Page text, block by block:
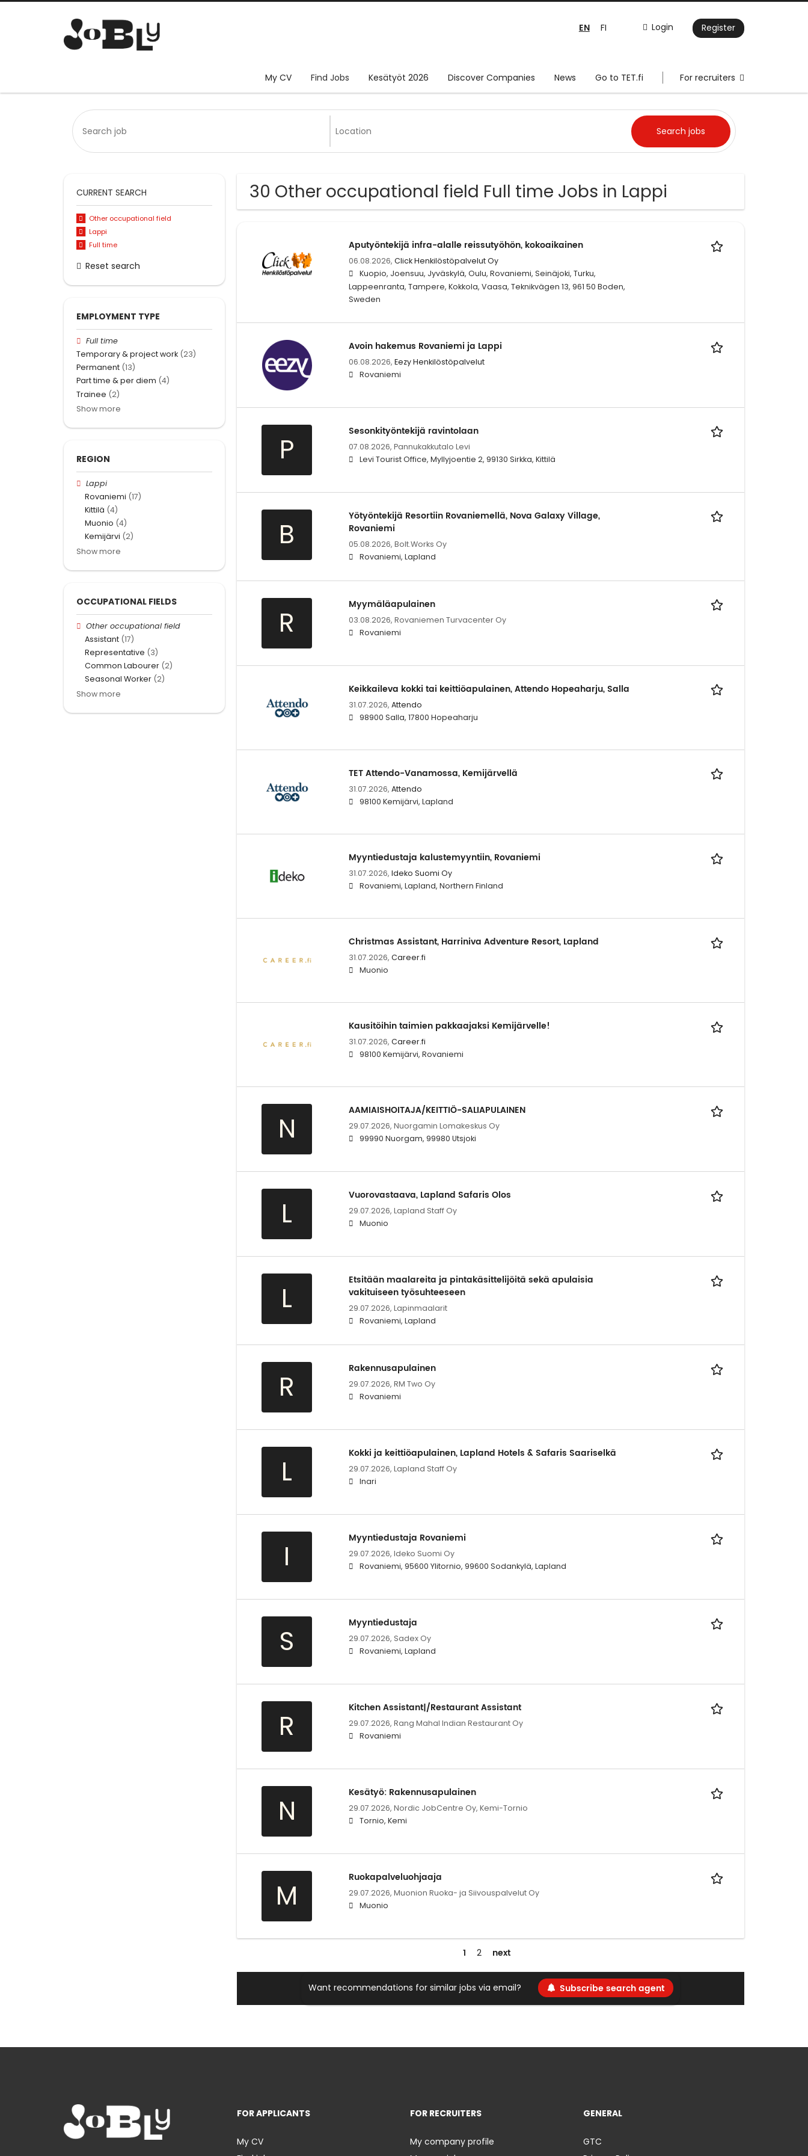
Login Register
EN FI
My CV Find Jobs Kesätyöt 2026 Discover Companies News Go to TET.fi For recruiters
30 Other occupational field Full time Jobs in Lappi
Aputyöntekijä infra-alalle reissutyöhön, kokoaikainen
06.08.2026, Click Henkilöstöpalvelut Oy
Kuopio, Joensuu, Jyväskylä, Oulu, Rovaniemi, Seinäjoki, Turku,
Lappeenranta, Tampere, Kokkola, Vaasa, Teknikvägen 13, 961 50 Boden,
Sweden
Avoin hakemus Rovaniemi ja Lappi
06.08.2026, Eezy Henkilöstöpalvelut
Rovaniemi
P
Sesonkityöntekijä ravintolaan
07.08.2026, Pannukakkutalo Levi
Levi Tourist Office, Myllyjoentie 2, 99130 Sirkka, Kittilä
B
Yötyöntekijä Resortiin Rovaniemellä, Nova Galaxy Village,
Rovaniemi
05.08.2026, Bolt.Works Oy
Rovaniemi, Lapland
R
Myymäläapulainen
03.08.2026, Rovaniemen Turvacenter Oy
Rovaniemi
Keikkaileva kokki tai keittiöapulainen, Attendo Hopeaharju, Salla
31.07.2026, Attendo
98900 Salla, 17800 Hopeaharju
TET Attendo-Vanamossa, Kemijärvellä
31.07.2026, Attendo
98100 Kemijärvi, Lapland
Myyntiedustaja kalustemyyntiin, Rovaniemi
31.07.2026, Ideko Suomi Oy
Rovaniemi, Lapland, Northern Finland
Christmas Assistant, Harriniva Adventure Resort, Lapland
31.07.2026, Career.fi
Muonio
Kausitöihin taimien pakkaajaksi Kemijärvelle!
31.07.2026, Career.fi
98100 Kemijärvi, Rovaniemi
N
AAMIAISHOITAJA/KEITTIÖ-SALIAPULAINEN
29.07.2026, Nuorgamin Lomakeskus Oy
99990 Nuorgam, 99980 Utsjoki
L
Vuorovastaava, Lapland Safaris Olos
29.07.2026, Lapland Staff Oy
Muonio
L
Etsitään maalareita ja pintakäsittelijöitä sekä apulaisia
vakituiseen työsuhteeseen
29.07.2026, Lapinmaalarit
Rovaniemi, Lapland
R
Rakennusapulainen
29.07.2026, RM Two Oy
Rovaniemi
L
Kokki ja keittiöapulainen, Lapland Hotels & Safaris Saariselkä
29.07.2026, Lapland Staff Oy
Inari
I
Myyntiedustaja Rovaniemi
29.07.2026, Ideko Suomi Oy
Rovaniemi, 95600 Ylitornio, 99600 Sodankylä, Lapland
S
Myyntiedustaja
29.07.2026, Sadex Oy
Rovaniemi, Lapland
R
Kitchen Assistant|/Restaurant Assistant
29.07.2026, Rang Mahal Indian Restaurant Oy
Rovaniemi
N
Kesätyö: Rakennusapulainen
29.07.2026, Nordic JobCentre Oy, Kemi-Tornio
Tornio, Kemi
M
Ruokapalveluohjaaja
29.07.2026, Muonion Ruoka- ja Siivouspalvelut Oy
Muonio
1 2 next
Want recommendations for similar jobs via email? Subscribe search agent
CURRENT SEARCH
Other occupational field
Lappi
Full time
Reset search
EMPLOYMENT TYPE
Full time
Temporary & project work (23)
Permanent (13)
Part time & per diem (4)
Trainee (2)
Show more
REGION
Lappi
Rovaniemi (17)
Kittilä (4)
Muonio (4)
Kemijärvi (2)
Show more
OCCUPATIONAL FIELDS
Other occupational field
Assistant (17)
Representative (3)
Common Labourer (2)
Seasonal Worker (2)
Show more
FOR APPLICANTS
My CV
FOR RECRUITERS
My company profile
GENERAL
GTC